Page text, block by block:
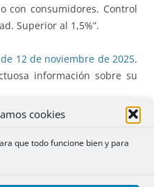
cookies
que todo funcione bien y para
con consumidores. Control
Superior al 1,5%”.
12 de noviembre de 2025.
información sobre su
de 16 de diciembre de 2025.
precontractual”.